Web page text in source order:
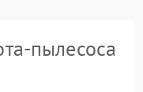
пылесоса